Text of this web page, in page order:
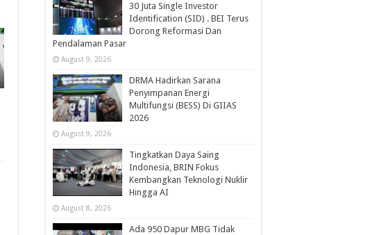
30 Juta Single Investor
Identification (SID) . BEI Terus
Dorong Reformasi Dan
Pendalaman Pasar
August 9, 2026
DRMA Hadirkan Sarana
Penyimpanan Energi
Multifungsi (BESS) Di GIIAS
2026
August 9, 2026
Tingkatkan Daya Saing
Indonesia, BRIN Fokus
Kembangkan Teknologi Nuklir
Hingga AI
August 8, 2026
Ada 950 Dapur MBG Tidak